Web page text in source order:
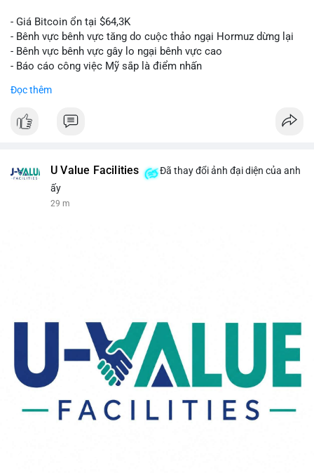
- Giá Bitcoin ổn tại $64,3K
- Bênh vực bênh vực tăng do cuộc thảo ngại Hormuz dừng lại
- Bênh vực bênh vực gây lo ngại bênh vực cao
- Báo cáo công việc Mỹ sắp là điểm nhấn
$btc#btc
#vlikevn #titanbot
Đọc thêm
U Value Facilities
Đã thay đổi ảnh đại diện của anh
ấy
29 m